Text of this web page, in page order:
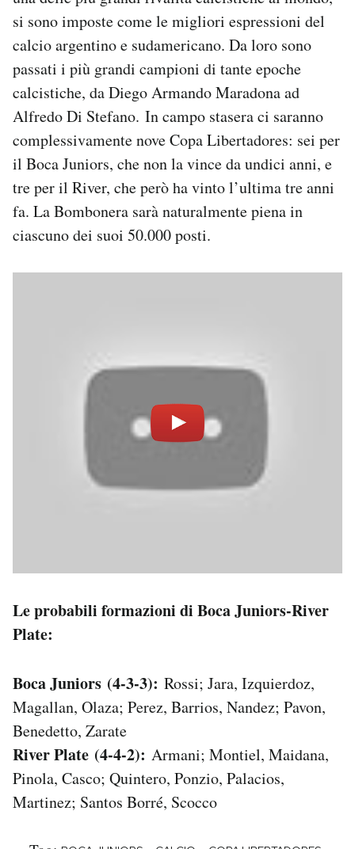
si sono imposte come le migliori espressioni del
calcio argentino e sudamericano. Da loro sono
passati i più grandi campioni di tante epoche
calcistiche, da Diego Armando Maradona ad
Alfredo Di Stefano. In campo stasera ci saranno
complessivamente nove Copa Libertadores: sei per
il Boca Juniors, che non la vince da undici anni, e
tre per il River, che però ha vinto l’ultima tre anni
fa. La Bombonera sarà naturalmente piena in
ciascuno dei suoi 50.000 posti.
Le probabili formazioni di Boca Juniors-River
Plate:
Boca Juniors (4-3-3): Rossi; Jara, Izquierdoz,
Magallan, Olaza; Perez, Barrios, Nandez; Pavon,
Benedetto, Zarate
River Plate (4-4-2): Armani; Montiel, Maidana,
Pinola, Casco; Quintero, Ponzio, Palacios,
Martinez; Santos Borré, Scocco